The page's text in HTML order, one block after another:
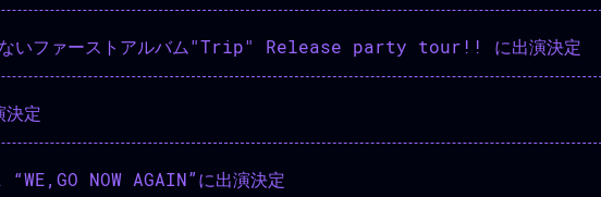
ないファーストアルバム"Trip" Release party tour!! に出演決定
決定
NOW AGAIN”に出演決定